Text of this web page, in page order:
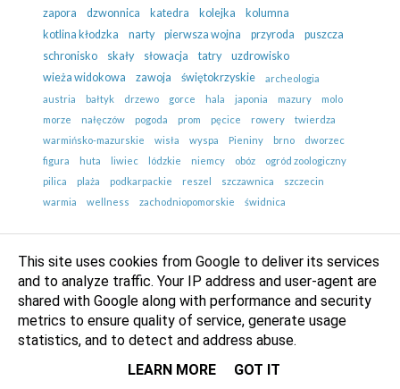
zapora
dzwonnica katedra kolejka
kolumna
kotlina kłodzka
narty pierwsza wojna przyroda
puszcza
schronisko
skały słowacja tatry
uzdrowisko
wieża widokowa
zawoja świętokrzyskie
archeologia
austria
bałtyk drzewo gorce hala japonia mazury
molo
morze
nałęczów pogoda prom pęcice rowery
twierdza
warmińsko-mazurskie
wisła wyspa Pieniny brno
dworzec
figura
huta liwiec lódzkie niemcy obóz
ogród zoologiczny
pilica
plaża podkarpackie reszel szczawnica
szczecin
warmia
wellness zachodniopomorskie świdnica
NAJLEPSZE WYCIECZKI
This site uses cookies from Google to deliver its services
and to analyze traffic. Your IP address and user-agent are
shared with Google along with performance and security
metrics to ensure quality of service, generate usage
statistics, and to detect and address abuse.
LEARN MORE
GOT IT